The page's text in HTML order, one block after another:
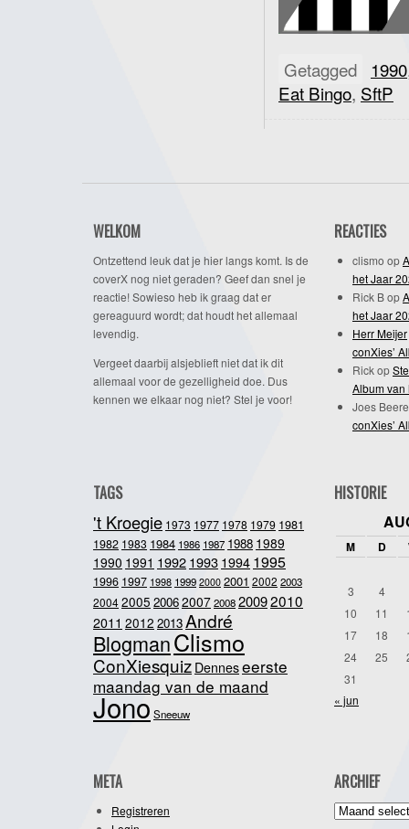
Getagged 1990
Eat Bingo, SftP
WELKOM
Ontzettend leuk dat je hier langs komt. Is de
coverX nog niet geraden? Geef dan snel je
reactie! Sowieso heb ik graag dat er
gereaguurd wordt; dat houdt het allemaal
levendig.
Vergeet daarbij alsjeblieft niet dat ik dit
allemaal voor de gezelligheid doe. Dus
kennen we elkaar nog niet? Stel je voor!
REACTIES
clismo op
het Jaar
Rick Bop
het Jaar
Herr Meijer
conXies’
Rickop
Album van
Joes
conXies’
TAGS
't Kroegie 1973 1977 1978 1979 1981
1982 1983 1984 1986 1987 1988 1989
1990 1991 19921993 1994 1995
1996 1997 1998 1999 2000 2001 2002 2003
20042005 20062007200820092010
2011 2012 2013André
BlogmanClismo
ConXiesquiz Denneseerste
maandag van de maand
JonoSneeuw
HISTORIE
M D
3
4
10
11
17
18
24
25
31
« jun
META
Registreren
ARCHIEF
Archief